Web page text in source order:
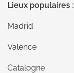
Lieux populaires :
Madrid
Valence
Catalogne